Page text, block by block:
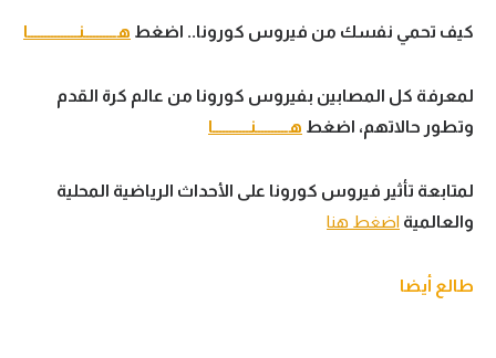
كيف تحمي نفسك من فيروس كورونا.. اضغط هــــــــــنـــــــــــــــا
لمعرفة كل المصابين بفيروس كورونا من عالم كرة القدم
وتطور حالاتهم، اضغط هــــــــــنـــــــــــا
لمتابعة تأثير فيروس كورونا على الأحداث الرياضية المحلية
والعالمية اضغط هنا
طالع أيضا